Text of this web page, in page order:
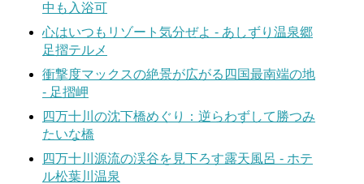
中も入浴可
心はいつもリゾート気分ぜよ - あしずり温泉郷
足摺テルメ
衝撃度マックスの絶景が広がる四国最南端の地
- 足摺岬
四万十川の沈下橋めぐり：逆らわずして勝つみ
たいな橋
四万十川源流の渓谷を見下ろす露天風呂 - ホテ
ル松葉川温泉